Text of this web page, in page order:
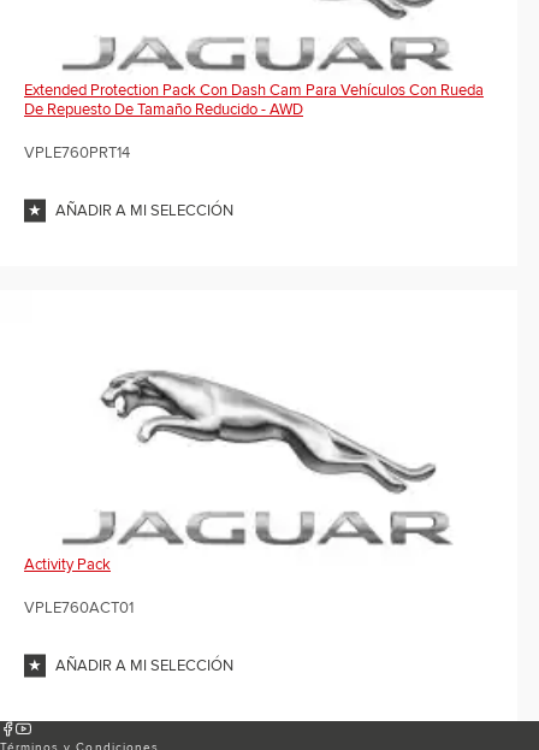
Extended Protection Pack Con Dash Cam Para Vehículos Con Rueda
De Repuesto De Tamaño Reducido - AWD
VPLE760PRT14
AÑADIR A MI SELECCIÓN
Activity Pack
VPLE760ACT01
AÑADIR A MI SELECCIÓN